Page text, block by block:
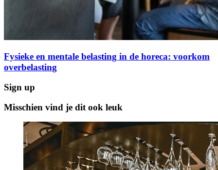
Fysieke en mentale belasting in de horeca: voorkom
overbelasting
Sign up
Misschien vind je dit ook leuk